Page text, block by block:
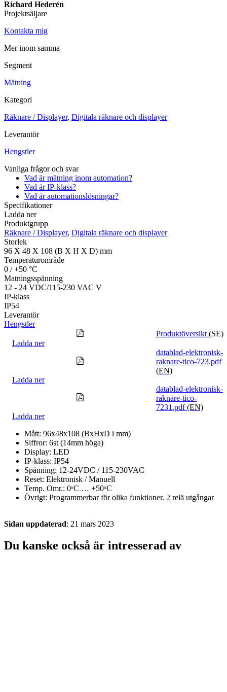
Maskinsäkerhet
Ljusridåer
Ljustorn
Varningsljud
Varningsljus
Övrigt
Richard Hederén
Projektsäljare
Kontakta mig
Mer inom samma
Segment
Mätning
Kategori
Räknare / Displayer, Digitala räknare och displayer
Leverantör
Hengstler
Vanliga frågor och svar
Vad är mätning inom automation?
Vad är IP-klass?
Vad är automationslösningar?
Specifikationer
Ladda ner
Produktgrupp
Räknare / Displayer, Digitala räknare och displayer
Storlek
96 X 48 X 108 (B X H X D) mm
Temperaturområde
0 / +50 °C
Matningsspänning
12 - 24 VDC/115-230 VAC V
IP-klass
IP54
Leverantör
Hengstler
Produktöversikt (SE)
Ladda ner
datablad-elektronisk-
raknare-tico-723.pdf
(EN)
Ladda ner
datablad-elektronisk-
raknare-tico-
7231.pdf(EN)
Ladda ner
Mått: 96x48x108 (BxHxD i mm)
Siffror: 6st (14mm höga)
Display: LED
IP-klass: IP54
Spänning: 12-24VDC / 115-230VAC
Reset: Elektronisk / Manuell
Temp. Omr.: 0ᵒC … +50ᵒC
Övrigt: Programmerbar för olika funktioner. 2 relä utgångar
Sidan uppdaterad: 21 mars 2023
Du kanske också är intresserad av